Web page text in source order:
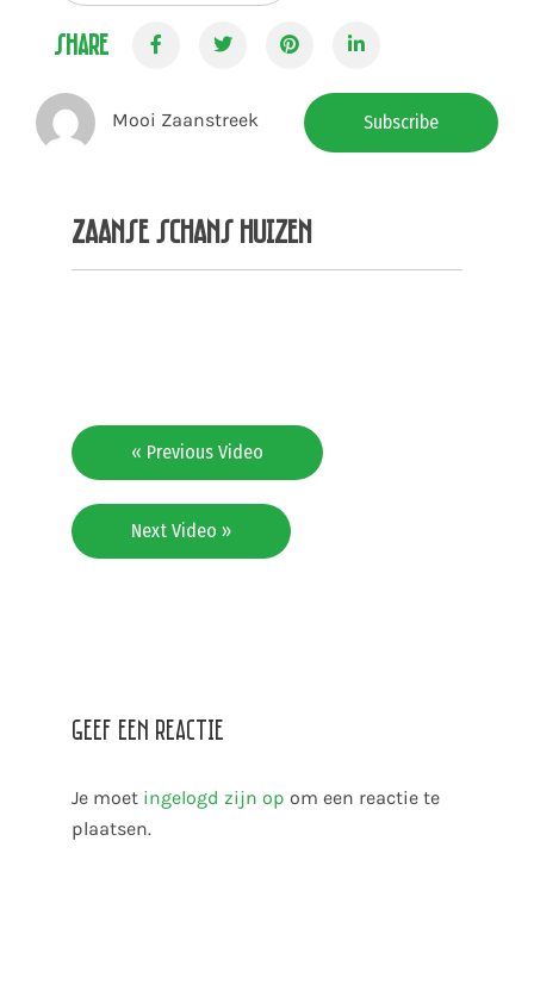
Share
Mooi Zaanstreek Subscribe
Zaanse Schans huizen
« Previous Video
Next Video »
Geef een reactie
Je moet ingelogd zijn op om een reactie te
plaatsen.